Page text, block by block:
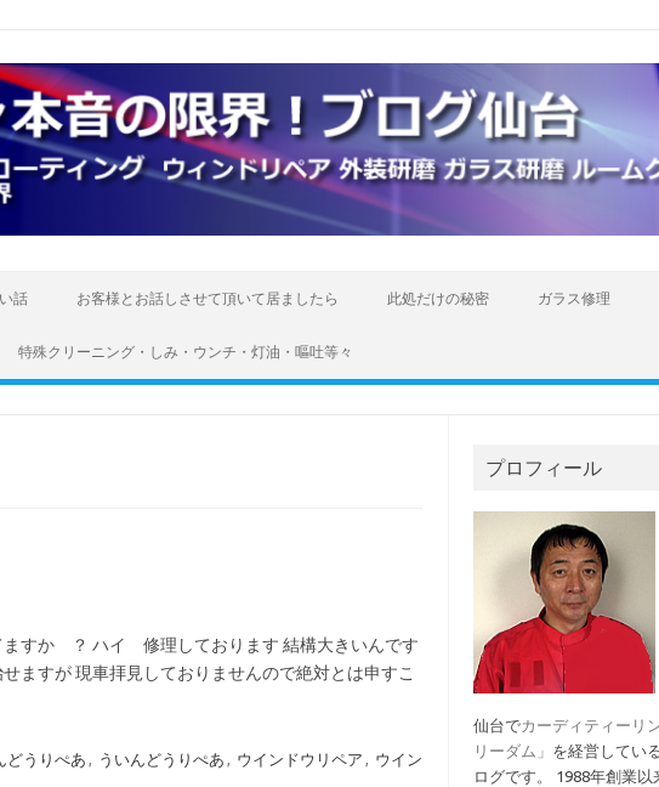
話 お客様とお話しさせて頂いて居ましたら 此処だけの秘密 ガラス修理
特殊クリーニング・しみ・ウンチ・灯油・嘔吐等々
ますか ？ ハイ 修理しております 結構大きいんです
ますが 現車拝見しておりませんので絶対とは申すこ
どうりぺあ , ういんどうりぺあ , ウインドウリペア , ウイン
プロフィール
仙台でカーディティーリ
リーダム」 を経営してい
ログです。 1988年創業